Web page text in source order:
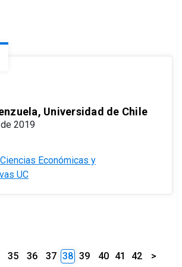
Universidad de Chile
2019
Económicas y
UC
35 36 37 38 39 40 41 42 >